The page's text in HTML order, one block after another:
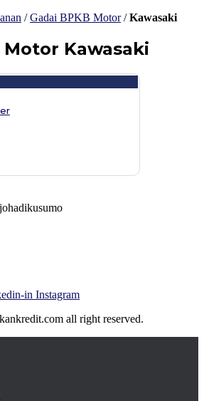
/Gadai BPKB Motor/Kawasaki
Motor Kawasaki
in Instagram
all right reserved.